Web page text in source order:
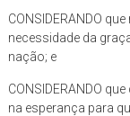
CONSIDERANDO
necessidade da
nação; e
CONSIDERANDO
na esperança para